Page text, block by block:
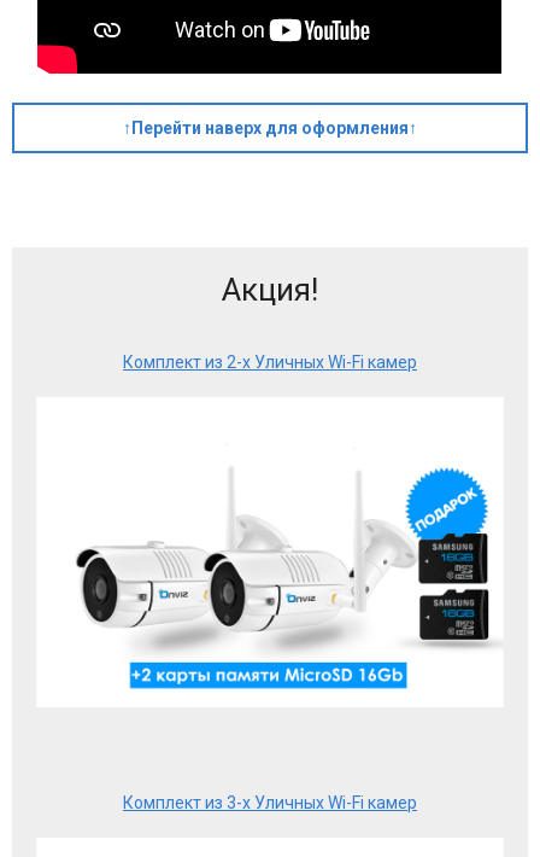
↑Перейти наверх для оформления↑
Акция!
Комплект из 2-х Уличных Wi-Fi камер
Комплект из 3-х Уличных Wi-Fi камер